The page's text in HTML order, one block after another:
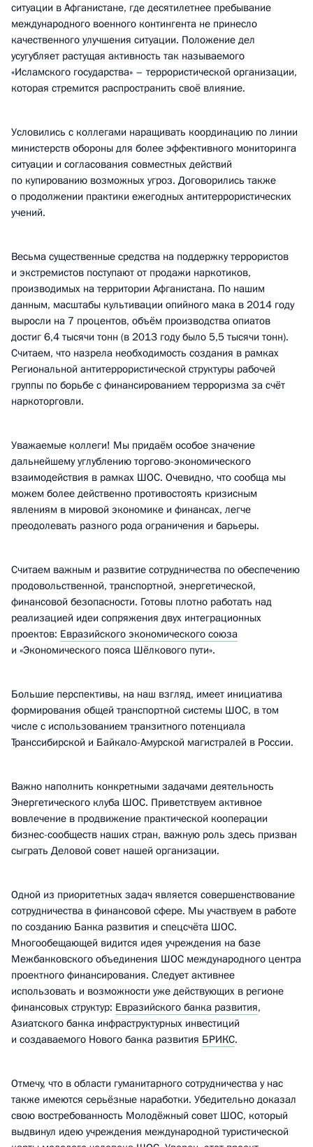
ситуации в Афганистане, где десятилетнее пребывание
международного военного контингента не принесло
качественного улучшения ситуации. Положение дел
усугубляет растущая активность так называемого
«Исламского государства» – террористической организации,
которая стремится распространить своё влияние.
Условились с коллегами наращивать координацию по линии
министерств обороны для более эффективного мониторинга
ситуации и согласования совместных действий
по купированию возможных угроз. Договорились также
о продолжении практики ежегодных антитеррористических
учений.
Весьма существенные средства на поддержку террористов
и экстремистов поступают от продажи наркотиков,
производимых на территории Афганистана. По нашим
данным, масштабы культивации опийного мака в 2014 году
выросли на 7 процентов, объём производства опиатов
достиг 6,4 тысячи тонн (в 2013 году было 5,5 тысячи тонн).
Считаем, что назрела необходимость создания в рамках
Региональной антитеррористической структуры рабочей
группы по борьбе с финансированием терроризма за счёт
наркоторговли.
Уважаемые коллеги! Мы придаём особое значение
дальнейшему углублению торгово-экономического
взаимодействия в рамках ШОС. Очевидно, что сообща мы
можем более действенно противостоять кризисным
явлениям в мировой экономике и финансах, легче
преодолевать разного рода ограничения и барьеры.
Считаем важным и развитие сотрудничества по обеспечению
продовольственной, транспортной, энергетической,
финансовой безопасности. Готовы плотно работать над
реализацией идеи сопряжения двух интеграционных
проектов: Евразийского экономического союза
и «Экономического пояса Шёлкового пути».
Большие перспективы, на наш взгляд, имеет инициатива
формирования общей транспортной системы ШОС, в том
числе с использованием транзитного потенциала
Транссибирской и Байкало-Амурской магистралей в России.
Важно наполнить конкретными задачами деятельность
Энергетического клуба ШОС. Приветствуем активное
вовлечение в продвижение практической кооперации
бизнес-сообществ наших стран, важную роль здесь призван
сыграть Деловой совет нашей организации.
Одной из приоритетных задач является совершенствование
сотрудничества в финансовой сфере. Мы участвуем в работе
по созданию Банка развития и спецсчёта ШОС.
Многообещающей видится идея учреждения на базе
Межбанковского объединения ШОС международного центра
проектного финансирования. Следует активнее
использовать и возможности уже действующих в регионе
финансовых структур: Евразийского банка развития,
Азиатского банка инфраструктурных инвестиций
и создаваемого Нового банка развития БРИКС.
Отмечу, что в области гуманитарного сотрудничества у нас
также имеются серьёзные наработки. Убедительно доказал
свою востребованность Молодёжный совет ШОС, который
выдвинул идею учреждения международной туристической